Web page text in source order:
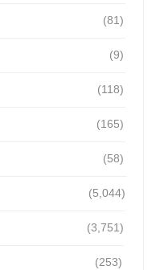
(81)
(9)
(118)
(165)
(58)
(5,044)
(3,751)
(253)